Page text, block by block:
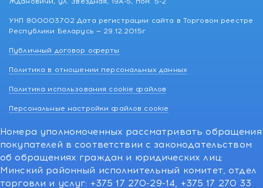
УНП 800003702 Дата регистрации сайта в Торговом реестре
Республики Беларусь — 29.12.2015г
Публичный договор оферты
Политика в отношении персональных данных
Политика использования cookie файлов
Персональные настройки файлов cookie
Номера уполномоченных рассматривать обращения
покупателей в соответствии с законодательством
об обращениях граждан и юридических лиц:
Минский районный исполнительный комитет, отдел
торговли и услуг: +375 17 270-29-14, +375 17 270 33